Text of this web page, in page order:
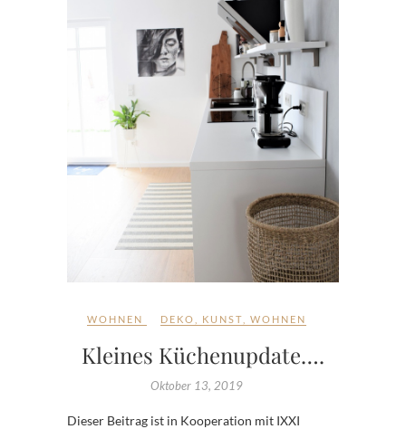
WOHNEN DEKO KUNST WOHNEN
Kleines Küchenupdate….
Oktober 13, 2019
Dieser Beitrag ist in Kooperation mit IXXI